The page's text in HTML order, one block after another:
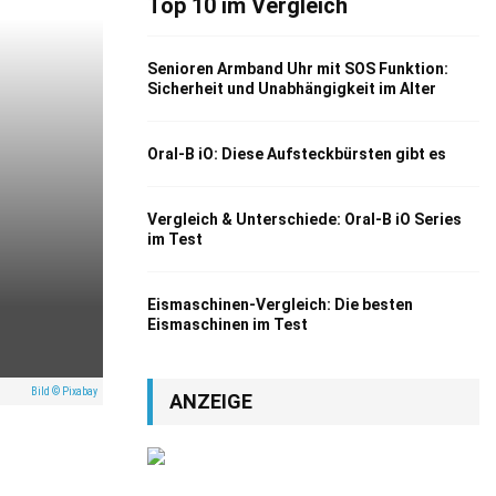
Bild © Pixabay
Top 10 im Vergleich
Senioren Armband Uhr mit SOS Funktion:
Sicherheit und Unabhängigkeit im Alter
Oral-B iO: Diese Aufsteckbürsten gibt es
Vergleich & Unterschiede: Oral-B iO Series
im Test
Eismaschinen-Vergleich: Die besten
Eismaschinen im Test
ANZEIGE